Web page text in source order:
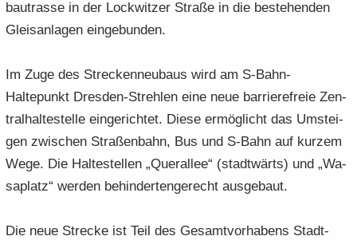
bau­tras­se in der Lock­wit­zer Stra­ße in die be­stehen­den
Gleis­an­la­gen ein­ge­bun­den.
Im Zuge des Stre­cken­neu­baus wird am S-​Bahn-
Haltepunkt Dresden-​Strehlen eine neue bar­rie­re­freie Zen­
tral­hal­te­stel­le ein­ge­rich­tet. Diese er­mög­licht das Um­stei­
gen zwi­schen Stra­ßen­bahn, Bus und S-​Bahn auf kur­zem
Wege. Die Hal­te­stel­len „Quer­al­lee“ (stadt­wärts) und „Wa­
sa­platz“ wer­den be­hin­der­ten­ge­recht aus­ge­baut.
Die neue Stre­cke ist Teil des Ge­samt­vor­ha­bens Stadt­